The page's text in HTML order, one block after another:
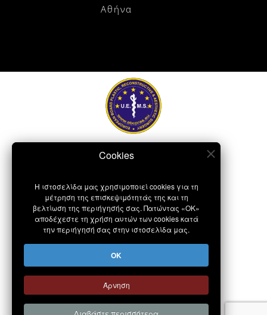
Αθήνα
Η ιστοσελίδα μας χρησιμοποιεί cookies για τη
μέτρηση της επισκεψιμότητάς της και τη
βελτίωση της περιήγησής σας. Πατώντας «OK»
αποδέχεστε τη χρήση αυτών των cookies κατά
την περιήγησή σας στην ιστοσελίδα μας.
OK
Άρνηση
Διαβάστε περισσότερα